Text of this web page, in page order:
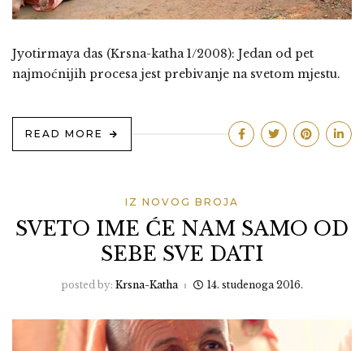
Jyotirmaya das (Krsna-katha 1/2008): Jedan od pet
najmoćnijih procesa jest prebivanje na svetom mjestu.
READ MORE
IZ NOVOG BROJA
SVETO IME ĆE NAM SAMO OD
SEBE SVE DATI
posted by: Krsna-Katha 14. studenoga 2016.